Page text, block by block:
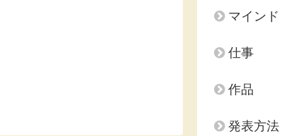
マインド
仕事
作品
発表方法